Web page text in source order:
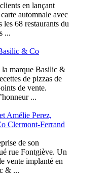
en lançant
automnale avec
les 68 restaurants du
...
& Co
la marque Basilic &
de pizzas de
de vente.
...
Amélie Perez,
Clermont-Ferrand
de son
rue Fontgiève. Un
vente implanté en
& ...